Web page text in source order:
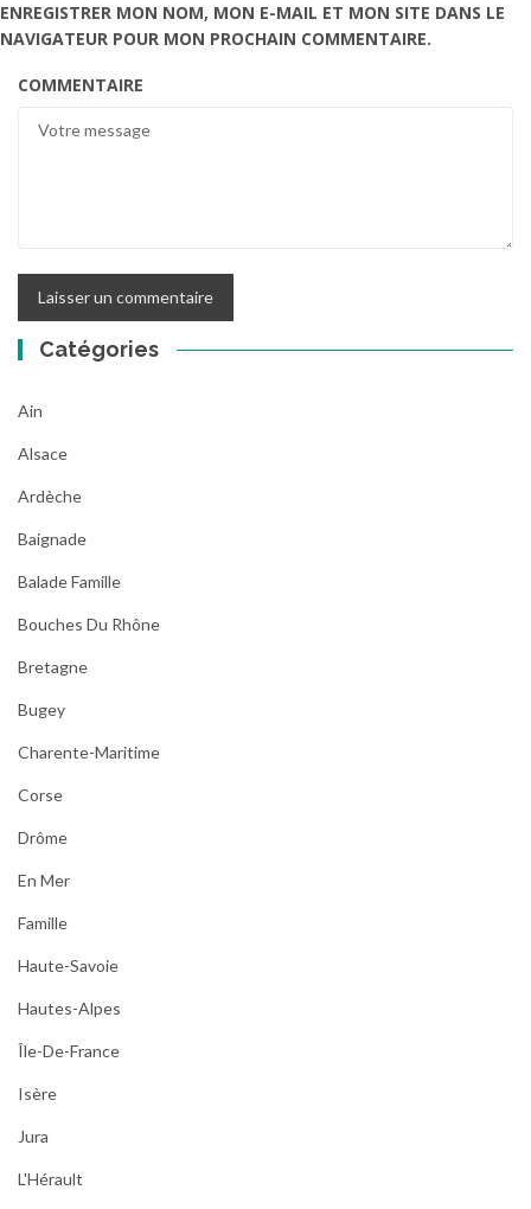
ENREGISTRER MON NOM, MON E-MAIL ET MON SITE DANS LE
NAVIGATEUR POUR MON PROCHAIN COMMENTAIRE.
COMMENTAIRE
Catégories
Ain
Alsace
Ardèche
Baignade
Balade Famille
Bouches Du Rhône
Bretagne
Bugey
Charente-Maritime
Corse
Drôme
En Mer
Famille
Haute-Savoie
Hautes-Alpes
Île-De-France
Isère
Jura
L'Hérault